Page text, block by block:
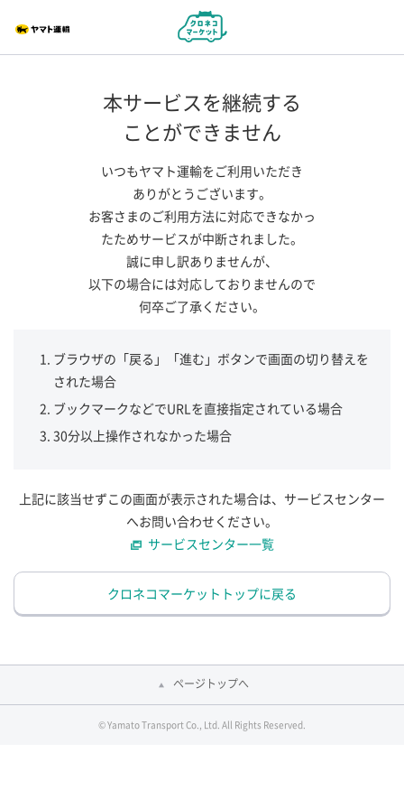
本サービスを継続する
ことができません
いつもヤマト運輸をご利用いただき
ありがとうございます。
お客さまのご利用方法に対応できなかっ
たためサービスが中断されました。
誠に申し訳ありませんが、
以下の場合には対応しておりませんので
何卒ご了承ください。
ブラウザの「戻る」「進む」ボタンで画面の切り替えを
された場合
ブックマークなどでURLを直接指定されている場合
30分以上操作されなかった場合
上記に該当せずこの画面が表示された場合は、サービスセンター
へお問い合わせください。
サービスセンター一覧
クロネコマーケットトップに戻る
ページトップへ
© Yamato Transport Co., Ltd. All Rights Reserved.